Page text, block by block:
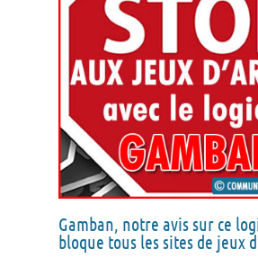
Gamban, notre avis sur ce
bloque tous les sites de jeux